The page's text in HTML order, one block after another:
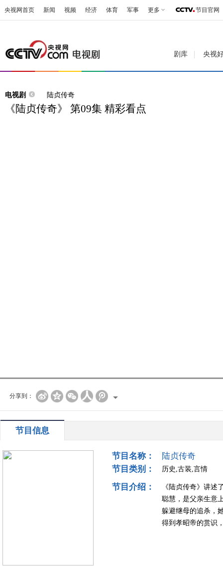
央视网首页 新闻 视频 经济 体育 军事 更多 节目官网
剧库 央视
电视剧 陆贞传奇
《陆贞传奇》 第09集 精彩看点
分享到：
节目信息
节目名称：
陆贞传奇
节目类别：
历史,古装,言情
节目介绍：
《陆贞传奇》讲述
聪慧，是父亲生意
躲避继母的追杀，
得到孝昭帝的赏识